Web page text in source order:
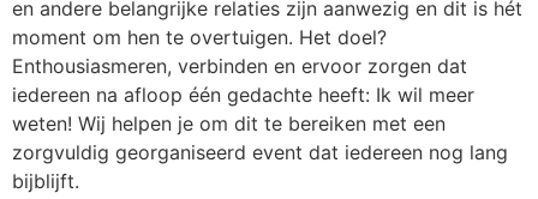
en andere belangrijke relaties zijn aanwezig en dit is hét
moment om hen te overtuigen. Het doel?
Enthousiasmeren, verbinden en ervoor zorgen dat
iedereen na afloop één gedachte heeft: Ik wil meer
weten! Wij helpen je om dit te bereiken met een
zorgvuldig georganiseerd event dat iedereen nog lang
bijblijft.